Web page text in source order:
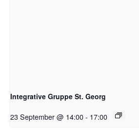
Integrative Gruppe St. Georg
23 September @ 14:00- 17:00